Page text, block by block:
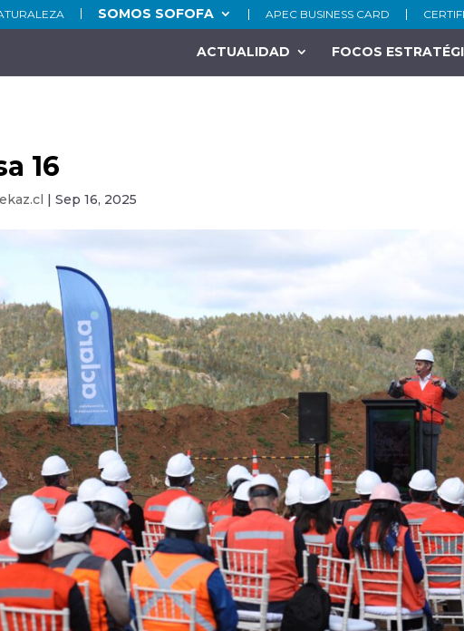
SOMOS SOFOFA APEC BUSINESS CARD
ACTUALIDAD FOCOS
16
| Sep 16, 2025